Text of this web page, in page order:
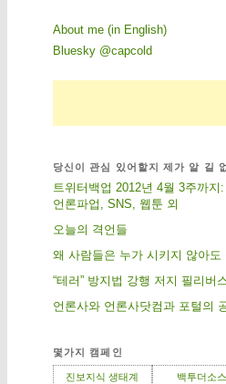
About me (in English)
Bluesky @capcold
당신이 관심 있어할지 제가 알 길
트위터백업 2012년 4월 3주까
언론파업, SNS, 웹툰 외
오늘의 격언들
왜 사람들은 누가 시키지 않아도
“테러” 방지법 강행 저지 필리버
언론사와 언론사닷컴과 포털의
몇가지 캠페인
진보지식 생태계 백투더소스